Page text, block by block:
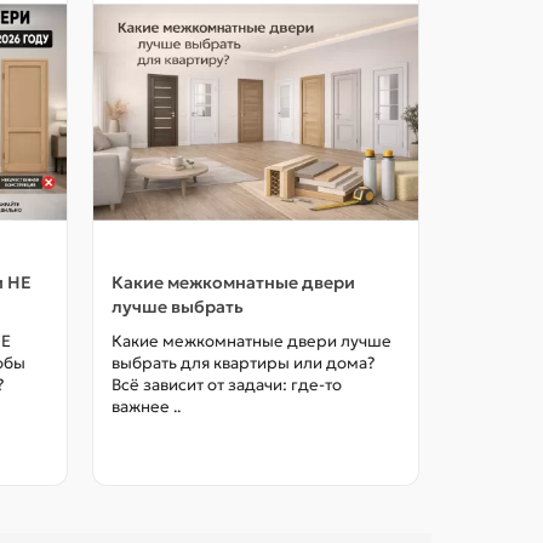
НЕ
Какие межкомнатные двери
лучше выбрать
Какие межкомнатные двери лучше
выбрать для квартиры или дома?
Всё зависит от задачи: где-то
важнее ..